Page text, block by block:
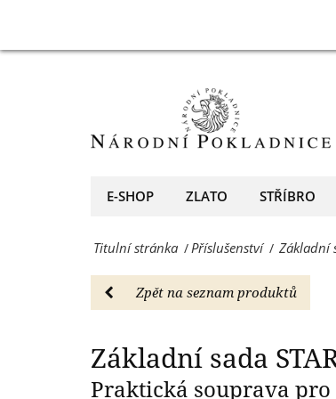
mincí
Příslušenství
Národní
Pokladnice
E-SHOP ZLATO STŘÍBRO
Titulní stránka /Příslušenství / Základní
Zpět na seznam produktů
Základní sada
Praktická souprava
Příslušenství
Pokladnice
evropský
prodejce
mincí
medailí